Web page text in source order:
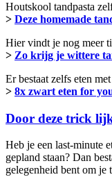
Houtskool tandpasta
> Deze homemade
Hier vindt je nog meer
> Zo krijg je wittere
Er bestaat zelfs eten
> 8x zwart eten for
Door deze trick
Heb je een last-minute
gepland staan? Dan
gelegenheid bent om je